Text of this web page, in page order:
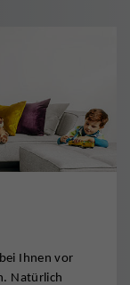
Ihnen vor
Natürlich